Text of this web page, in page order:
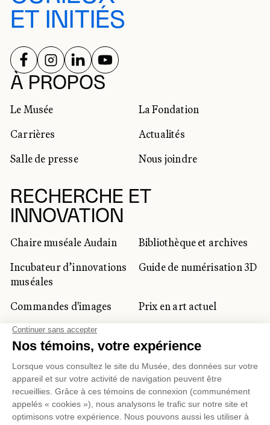
ET INITIÉS
À PROPOS
Le Musée
La Fondation
Carrières
Actualités
Salle de presse
Nous joindre
RECHERCHE ET
INNOVATION
Chaire muséale Audain
Bibliothèque et archives
Incubateur d’innovations
muséales
Guide de numérisation 3D
Commandes d'images
Prix en art actuel
Prix Lynne-Cohen
CLIENTÈLE CORPORATIVE
ET PRIVÉE
Location d'espaces Activités corporatives
RÉSEAUX SOCIAUX
SUIVEZ-NOUS SUR
SUIVEZ-NOUS SUR
SUIVEZ-NOUS SUR
SUIVEZ-NOUS SUR